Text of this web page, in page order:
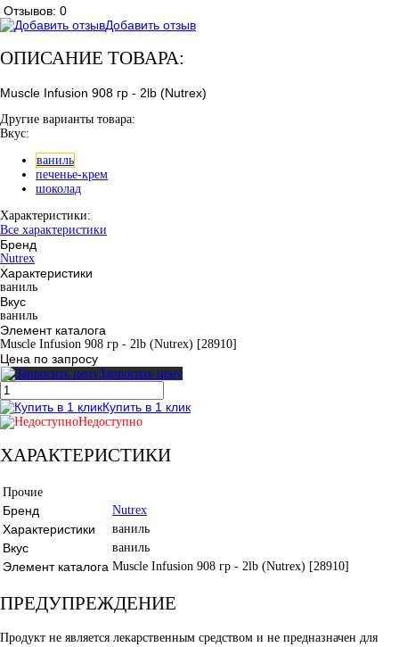
Отзывов: 0
Добавить отзыв
ОПИСАНИЕ ТОВАРА:
Muscle Infusion 908 гр - 2lb (Nutrex)
Другие варианты товара:
Вкус:
ваниль
печенье-крем
шоколад
Характеристики:
Все характеристики
Бренд
Nutrex
Характеристики
ваниль
Вкус
ваниль
Элемент каталога
Muscle Infusion 908 гр - 2lb (Nutrex) [28910]
Цена по запросу
Запросить цену
Купить в 1 клик
Недоступно
ХАРАКТЕРИСТИКИ
Прочие
Бренд Nutrex
Характеристики ваниль
Вкус ваниль
Элемент каталога Muscle Infusion 908 гр - 2lb (Nutrex) [28910]
ПРЕДУПРЕЖДЕНИЕ
Продукт не является лекарственным средством и не предназначен для